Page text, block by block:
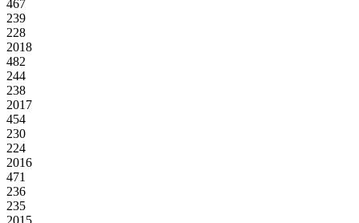
467
239
228
2018
482
244
238
2017
454
230
224
2016
471
236
235
2015